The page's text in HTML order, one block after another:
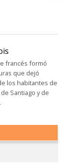
francés formó
que dejó
los habitantes de
Santiago y de